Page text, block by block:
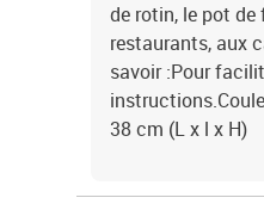
de rotin, le pot
restaurants, aux
savoir :Pour
38 cm (L x l x H)